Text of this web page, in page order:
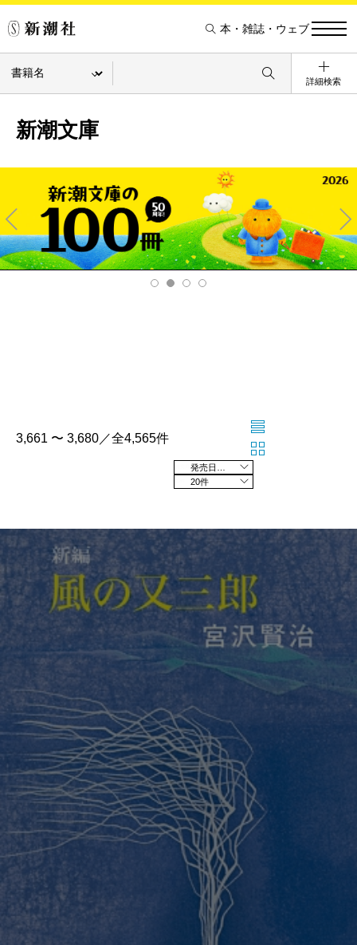
本・雑誌・ウェブ
詳細検索
新潮文庫
Pre
v
Ne
xt
3,661 〜 3,680／全4,565件
20件